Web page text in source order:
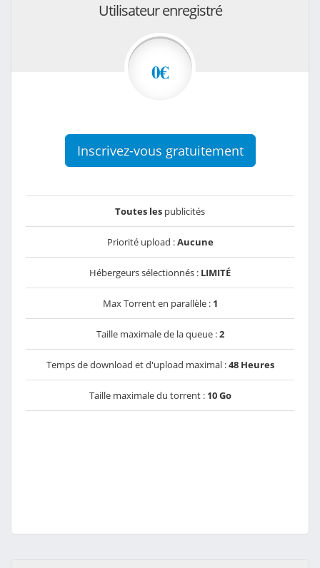
Utilisateur enregistré
0€
Inscrivez-vous gratuitement
Toutes les publicités
Priorité upload :Aucune
Hébergeurs sélectionnés : LIMITÉ
Max Torrent en parallèle : 1
Taille maximale de la queue :2
Temps de download et d'upload maximal :48 Heures
Taille maximale du torrent : 10 Go